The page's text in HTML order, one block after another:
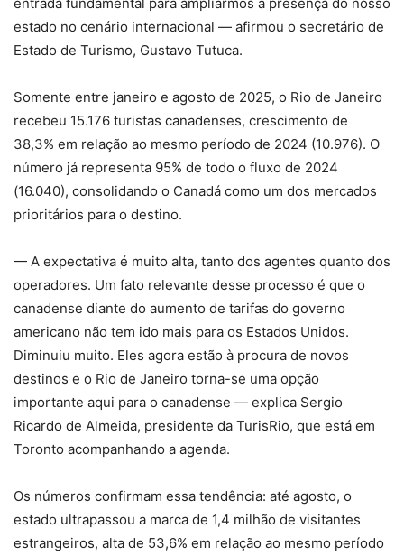
estado no cenário internacional — afirmou o secretário de
Estado de Turismo, Gustavo Tutuca.
Somente entre janeiro e agosto de 2025, o Rio de Janeiro
recebeu 15.176 turistas canadenses, crescimento de
38,3% em relação ao mesmo período de 2024 (10.976). O
número já representa 95% de todo o fluxo de 2024
(16.040), consolidando o Canadá como um dos mercados
prioritários para o destino.
— A expectativa é muito alta, tanto dos agentes quanto dos
operadores. Um fato relevante desse processo é que o
canadense diante do aumento de tarifas do governo
americano não tem ido mais para os Estados Unidos.
Diminuiu muito. Eles agora estão à procura de novos
destinos e o Rio de Janeiro torna-se uma opção
importante aqui para o canadense — explica Sergio
Ricardo de Almeida, presidente da TurisRio, que está em
Toronto acompanhando a agenda.
Os números confirmam essa tendência: até agosto, o
estado ultrapassou a marca de 1,4 milhão de visitantes
estrangeiros, alta de 53,6% em relação ao mesmo período